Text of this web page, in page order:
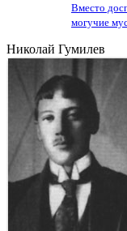
Вместо
могучие
Николай Гумилев